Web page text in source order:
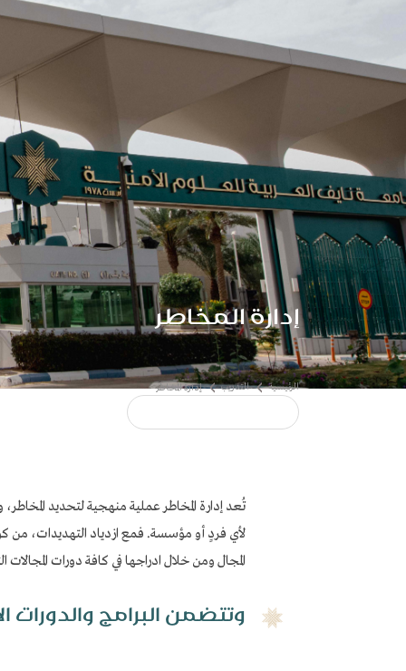
إدارة المخاطر
تُعد إدارة المخاطر عملية منهجية لتحديد
لأي فردٍ أو مؤسسة. فمع ازدياد التهديدات، من
المجال ومن خلال ادراجها في كافة دورات
:وتتضمن البرامج والدورات